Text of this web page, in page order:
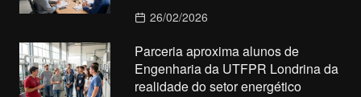
26/02/2026
Parceria aproxima alunos de
Engenharia da UTFPR Londrina da
realidade do setor energético